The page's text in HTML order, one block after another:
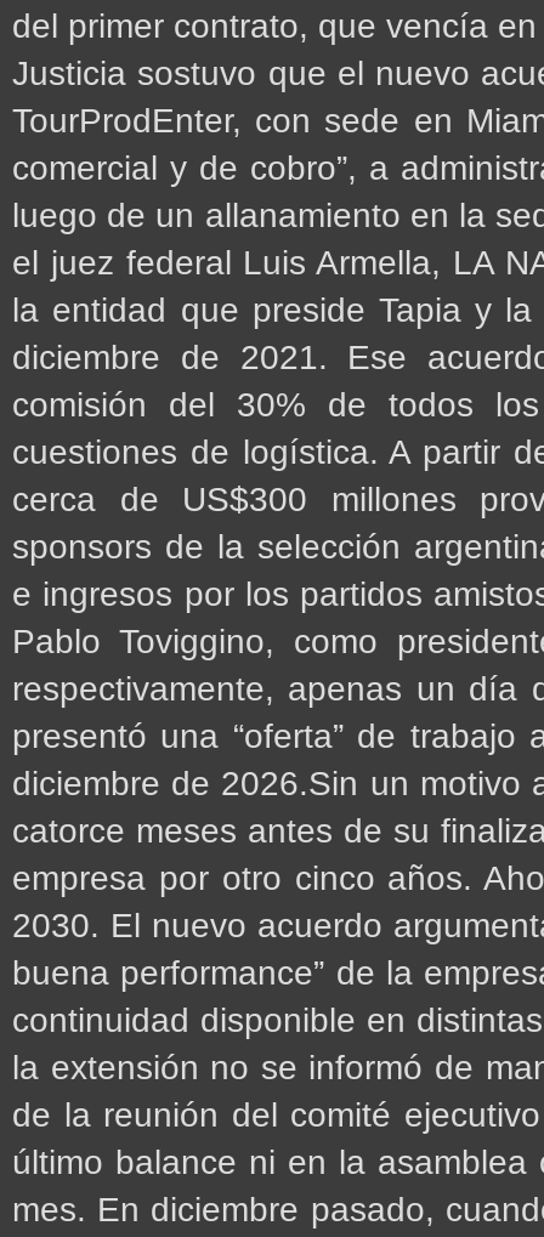
del primer contrato, que vencía
Justicia sostuvo que el nuevo
TourProdEnter, con sede en
comercial y de cobro”, a
luego de un allanamiento en la
el juez federal Luis Armella, LA
la entidad que preside Tapia y
diciembre de 2021. Ese
comisión del 30% de todos
cuestiones de logística. A partir
cerca de US$300 millones
sponsors de la selección
e ingresos por los partidos
Pablo Toviggino, como
respectivamente, apenas un día
presentó una “oferta” de
diciembre de 2026.Sin un motivo
catorce meses antes de su
empresa por otro cinco años.
2030. El nuevo acuerdo
buena performance” de la
continuidad disponible en
la extensión no se informó de
de la reunión del comité
último balance ni en la
mes. En diciembre pasado,